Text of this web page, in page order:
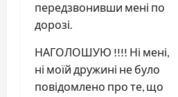
передзвонивши мені по
дорозі.
НАГОЛОШУЮ !!!! Ні мені,
ні моїй дружині не було
повідомлено про те, що